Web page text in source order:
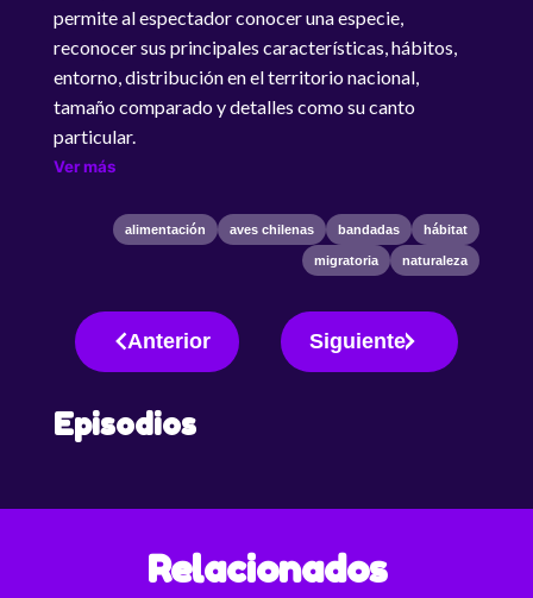
permite al espectador conocer una especie,
reconocer sus principales características, hábitos,
entorno, distribución en el territorio nacional,
tamaño comparado y detalles como su canto
particular.
Ver más
alimentación aves chilenas bandadas hábitat
migratoria naturaleza
Anterior Siguiente
Episodios
Relacionados